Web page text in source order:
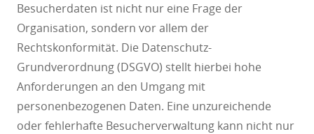
Besucherdaten ist nicht nur eine Frage der
Organisation, sondern vor allem der
Rechtskonformität. Die Datenschutz-
Grundverordnung (DSGVO) stellt hierbei hohe
Anforderungen an den Umgang mit
personenbezogenen Daten. Eine unzureichende
oder fehlerhafte Besucherverwaltung kann nicht nur